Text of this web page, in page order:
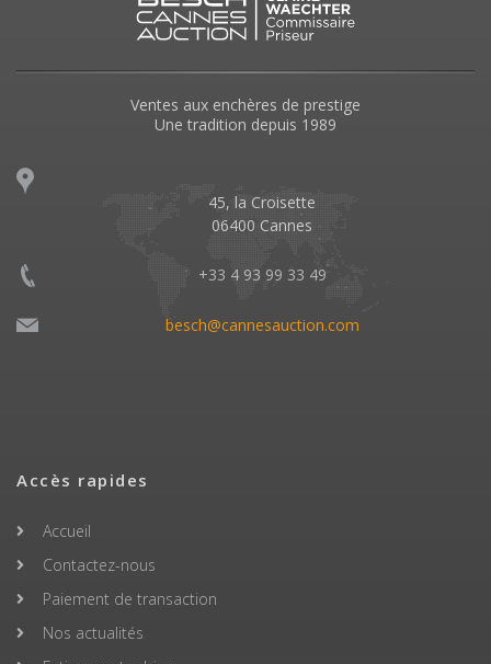
Ventes aux enchères de prestige
Une tradition depuis 1989
45, la Croisette
06400 Cannes
+33 4 93 99 33 49
besch@cannesauction.com
Accès rapides
Accueil
Contactez-nous
Paiement de transaction
Nos actualités